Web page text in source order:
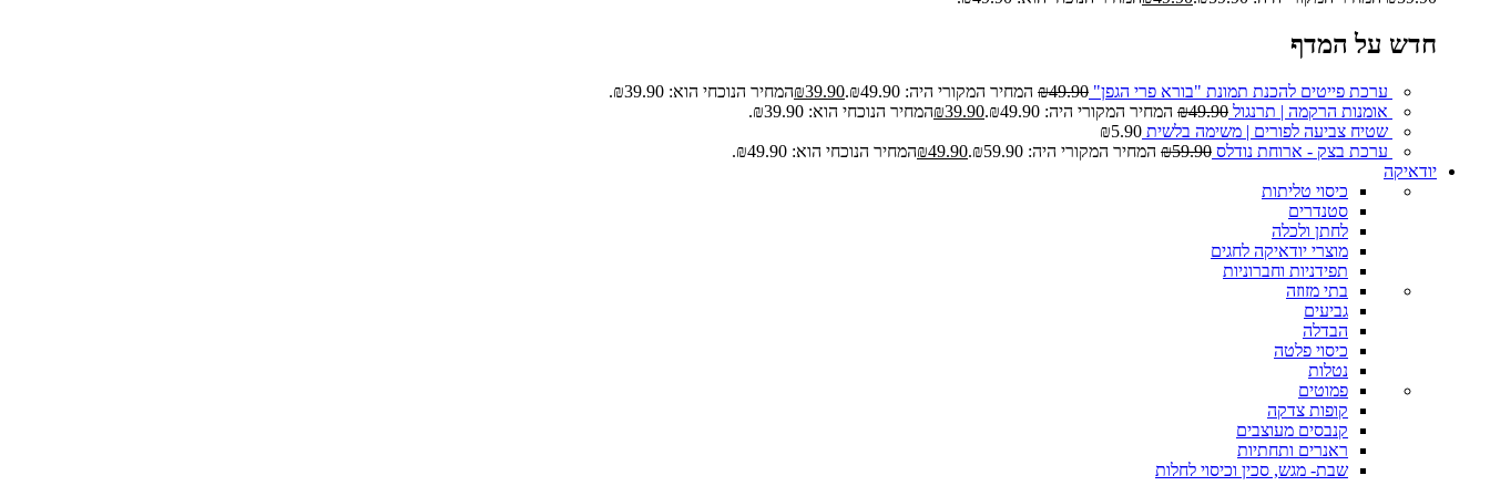
חדש על המדף
ערכת פייטים להכנת תמונת "בורא פרי הגפן" ₪49.90 המחיר המקורי היה: ₪49.90. ₪39.90
המחיר הנוכחי הוא: ₪39.90.
אומנות הרקמה | תרנגול
₪49.90 המחיר המקורי היה: ₪49.90. ₪39.90
המחיר הנוכחי הוא: ₪39.90.
שטיח צביעה לפורים | משימה בלשית
₪5.90
ערכת בצק - ארוחת נודלס
₪59.90 המחיר המקורי היה: ₪59.90. ₪49.90
המחיר הנוכחי הוא: ₪49.90.
יודאיקה
כיסוי טליתות
סטנדרים
לחתן ולכלה
מוצרי יודאיקה לחגים
תפידניות וחברוניות
בתי מזוזה
גביעים
הבדלה
כיסוי פלטה
נטלות
פמוטים
קופות צדקה
קנבסים מעוצבים
ראנרים ותחתיות
שבת- מגש, סכין וכיסוי לחלות